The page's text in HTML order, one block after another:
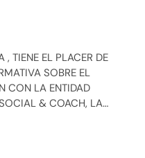
, TIENE EL PLACER DE
SOBRE EL
CON LA ENTIDAD
& COACH, LA…